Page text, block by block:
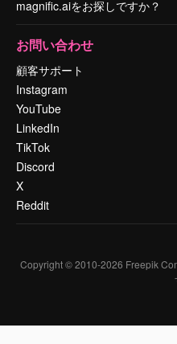
magnific.aiをお探しですか？
お問い合わせ
顧客サポート
Instagram
YouTube
LinkedIn
TikTok
Discord
X
Reddit
Copyright © 2010-2026 Freepik